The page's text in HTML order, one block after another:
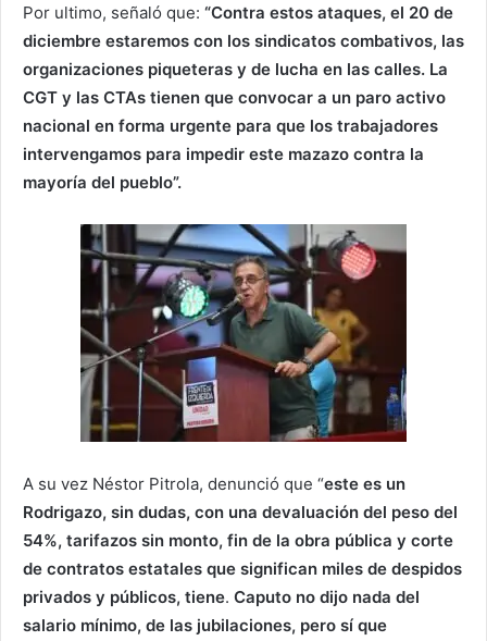
Por ultimo, señaló que: “Contra estos ataques, el 20 de
diciembre estaremos con los sindicatos combativos, las
organizaciones piqueteras y de lucha en las calles. La
CGT y las CTAs tienen que convocar a un paro activo
nacional en forma urgente para que los trabajadores
intervengamos para impedir este mazazo contra la
mayoría del pueblo”.
A su vez Néstor Pitrola, denunció que “este es un
Rodrigazo, sin dudas, con una devaluación del peso del
54%, tarifazos sin monto, fin de la obra pública y corte
de contratos estatales que significan miles de despidos
privados y públicos, tiene. Caputo no dijo nada del
salario mínimo, de las jubilaciones, pero sí que